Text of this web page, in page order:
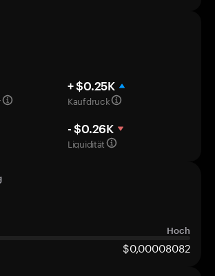
+ $0.25K
Kaufdruck
- $0.26K
Liquidität
Hoch
$0,00008082